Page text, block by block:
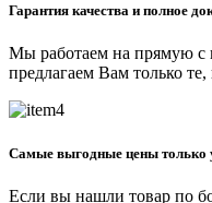
Гарантия качества и полное
Мы работаем на прямую с
предлагаем Вам только
Самые выгодные цены только
Если вы нашли товар по